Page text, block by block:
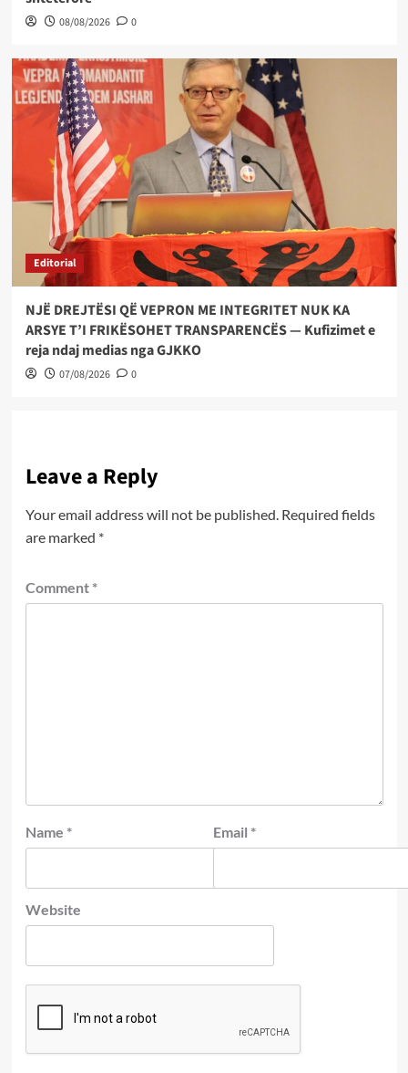
08/08/2026 0
Editorial
NJË DREJTËSI QË VEPRON ME INTEGRITET NUK KA
ARSYE T’I FRIKËSOHET TRANSPARENCËS — Kufizimet e
reja ndaj medias nga GJKKO
07/08/2026 0
Leave a Reply
Your email address will not be published. Required fields
are marked *
Comment *
Name * Email *
Website